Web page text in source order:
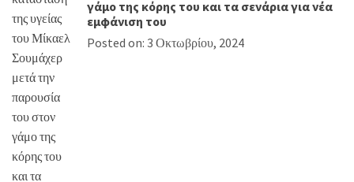
γάμο της κόρης του και τα σενάρια για νέα
εμφάνιση του
Posted on: 3 Οκτωβρίου, 2024